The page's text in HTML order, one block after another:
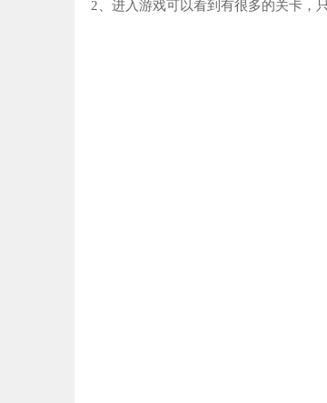
2、进入游戏可以看到有很多的关卡，